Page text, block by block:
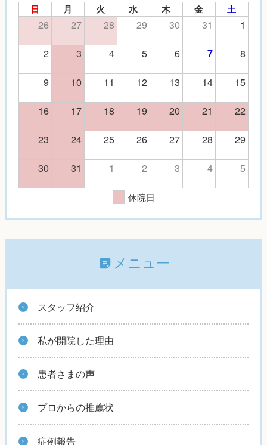
日 月 火 水 木 金 土
26 27 28 29 30 31
1
2
3 4 5 6 7
8
9
10 11 12 13 14
15
16
17 18 19 20 21
22
23
24 25 26 27 28
29
30
31 1 2 3 4 5
休院日
メニュー
スタッフ紹介
私が開院した理由
患者さまの声
プロからの推薦状
症例報告